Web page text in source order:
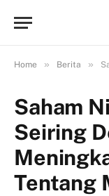
Home » Berita »
Saham
Seiring
Tentang